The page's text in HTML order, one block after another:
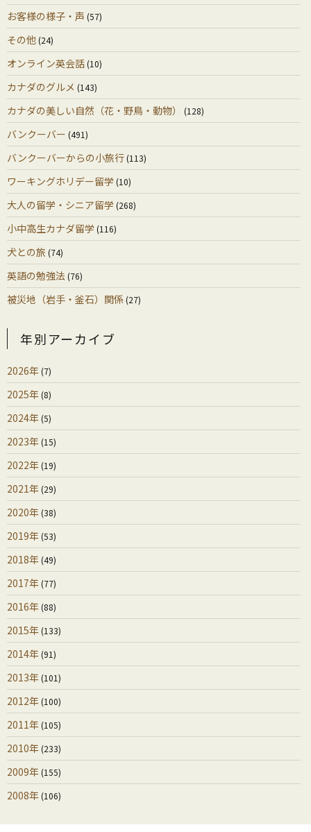
お客様の様子・声 (57)
その他(24)
オンライン英会話(10)
カナダのグルメ (143)
カナダの美しい自然（花・野鳥・動物） (128)
バンクーバー (491)
バンクーバーからの小旅行(113)
ワーキングホリデー留学 (10)
大人の留学・シニア留学 (268)
小中高生カナダ留学 (116)
犬との旅 (74)
英語の勉強法 (76)
被災地（岩手・釜石）関係(27)
年別アーカイブ
2026年(7)
2025年(8)
2024年(5)
2023年(15)
2022年(19)
2021年(29)
2020年(38)
2019年(53)
2018年(49)
2017年(77)
2016年(88)
2015年(133)
2014年(91)
2013年(101)
2012年(100)
2011年(105)
2010年(233)
2009年(155)
2008年(106)